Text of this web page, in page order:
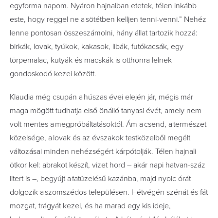
egyforma napom. Nyáron hajnalban etetek, télen inkább
este, hogy reggel ne a sötétben kelljen tenni-venni.” Nehéz
lenne pontosan összeszámolni, hány állat tartozik hozzá:
birkák, lovak, tyúkok, kakasok, libák, futókacsák, egy
törpemalac, kutyák és macskák is otthonra lelnek
gondoskodó kezei között.
Klaudia még csupán a húszas évei elején jár, mégis már
maga mögött tudhatja első önálló tanyasi évét, amely nem
volt mentes a megpróbáltatásoktól. Ám a csend, a természet
közelsége, a lovak és az évszakok testközelből megélt
változásai minden nehézségért kárpótolják. Télen hajnali
ötkor kel: abrakot készít, vizet hord – akár napi hatvan-száz
litert is –, begyújt a fatüzelésű kazánba, majd nyolc órát
dolgozik a szomszédos településen. Hétvégén szénát és fát
mozgat, trágyát kezel, és ha marad egy kis ideje,